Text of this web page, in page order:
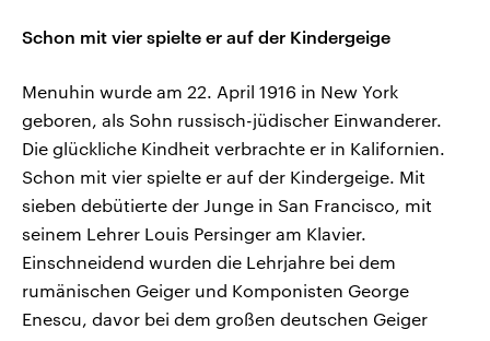
Schon mit vier spielte er auf der Kindergeige
Menuhin wurde am 22. April 1916 in New York
geboren, als Sohn russisch-jüdischer Einwanderer.
Die glückliche Kindheit verbrachte er in Kalifornien.
Schon mit vier spielte er auf der Kindergeige. Mit
sieben debütierte der Junge in San Francisco, mit
seinem Lehrer Louis Persinger am Klavier.
Einschneidend wurden die Lehrjahre bei dem
rumänischen Geiger und Komponisten George
Enescu, davor bei dem großen deutschen Geiger